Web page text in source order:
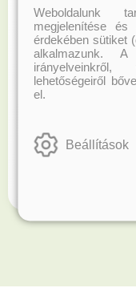
Értesülj
Weboldalunk
megjelenítése
érdekében sütiket
alkalmazunk.
lehetőségeiről
el.
Beállítások